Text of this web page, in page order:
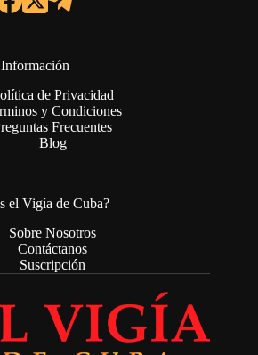
Información
de Privacidad
y Condiciones
Frecuentes
Blog
el Vigía de Cuba?
Sobre Nosotros
Contáctanos
Suscripción